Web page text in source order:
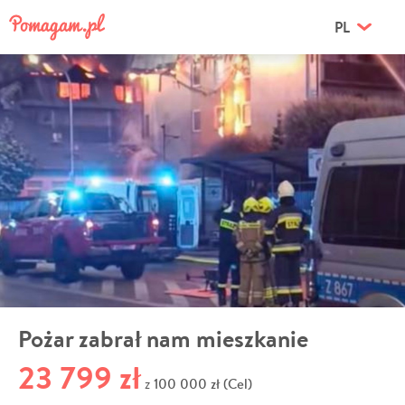
PL
Pożar zabrał nam mieszkanie
23 799 zł z 100 000 zł (Cel)